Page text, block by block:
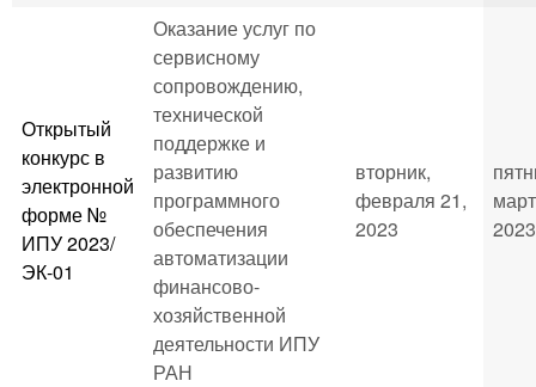
Открытый
конкурс в
электронной
форме №
ИПУ 2023/
ЭК-01
Оказание услуг по
сервисному
сопровождению,
технической
поддержке и
развитию
программного
обеспечения
автоматизации
финансово-
хозяйственной
деятельности ИПУ
РАН
вторник,
февраля 21,
2023